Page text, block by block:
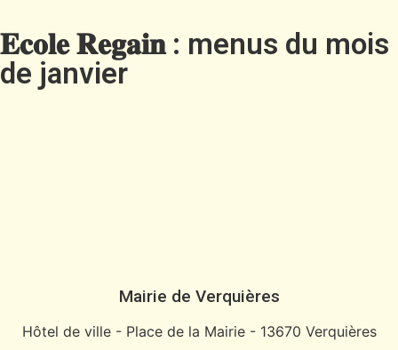
𝐄𝐜𝐨𝐥𝐞 𝐑𝐞𝐠𝐚𝐢𝐧 : menus du mois
de janvier
Mairie de Verquières
Hôtel de ville - Place de la Mairie - 13670 Verquières